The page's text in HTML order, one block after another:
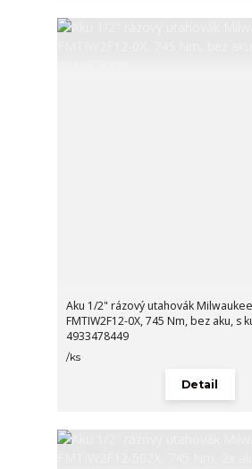
Aku 1/2" rázový utahovák
FMTIW2F12-0X, 745 Nm, bez aku, s
4933478449
/ks
Detail